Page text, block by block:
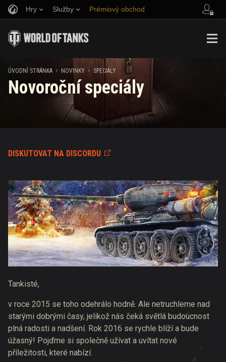
Hry Služby Prémiový obchod
Hudba
Zásady poctivé hry
Wargaming.net Game Center
Průvodce Twitch Drops
Naverbujte kamaráda
Discord
Centrum módů
Média
ÚVODNÍ STRÁNKA NOVINKY SPECIÁLY
Novoroční speciály
DISKUTOVAT NA DISCORDU
Tankisté,
v roce 2015 se toho odehrálo hodně. Ale netruchleme nad
starými dobrými časy, jelikož nás čeká světlá budoucnost
plná radosti a nadšení. Rok 2016 se rychle blíží a bude
úžasný! Pojďme si společně užívat a uvítat nové
příležitosti, které nabízí.